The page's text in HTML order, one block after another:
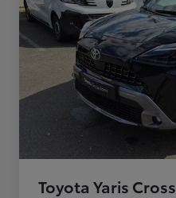
Toyota Yaris Cross